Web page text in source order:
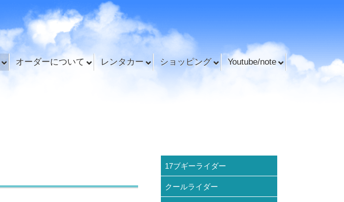
オーダーについて レンタカー ショッピング
Youtube/note
17ブギーライダー
クールライダー